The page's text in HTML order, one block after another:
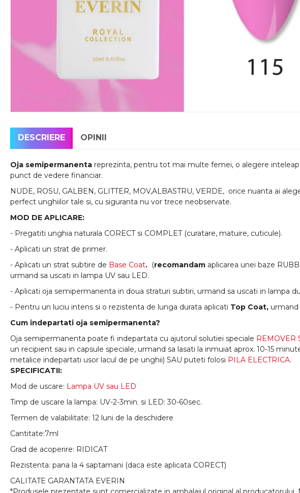
DESCRIERE OPINII
Oja semipermanenta reprezinta, pentru tot mai multe femei, o alegere
punct de vedere financiar.
NUDE, ROSU, GALBEN, GLITTER, MOV,ALBASTRU, VERDE, orice nuanta ai
perfect unghiilor tale si, cu siguranta nu vor trece neobservate.
MOD DE APLICARE:
- Pregatiti unghia naturala CORECT si COMPLET (curatare, matuire, cuticule).
- Aplicati un strat de primer.
- Aplicati un strat subtire de Base Coat. (recomandam aplicarea unei baze
urmand sa uscati in lampa UV sau LED.
- Aplicati oja semipermanenta in doua straturi subtiri, urmand sa uscati in lampa
- Pentru un luciu intens si o rezistenta de lunga durata aplicati Top Coat, urmand
Cum indepartati oja semipermanenta?
Oja semipermanenta poate fi indepartata cu ajutorul solutiei speciale REMOVER
un recipient sau in capsule speciale, urmand sa lasati la inmuiat aprox. 10-15
metalice indepartati usor lacul de pe unghii) SAU puteti folosi PILA ELECTRICA.
SPECIFICATII:
Mod de uscare: Lampa UV sau LED
Timp de uscare la lampa: UV-2-3min. si LED: 30-60sec.
Termen de valabilitate: 12 luni de la deschidere
Cantitate:7ml
Grad de acoperire: RIDICAT
Rezistenta: pana la 4 saptamani (daca este aplicata CORECT)
CALITATE GARANTATA EVERIN